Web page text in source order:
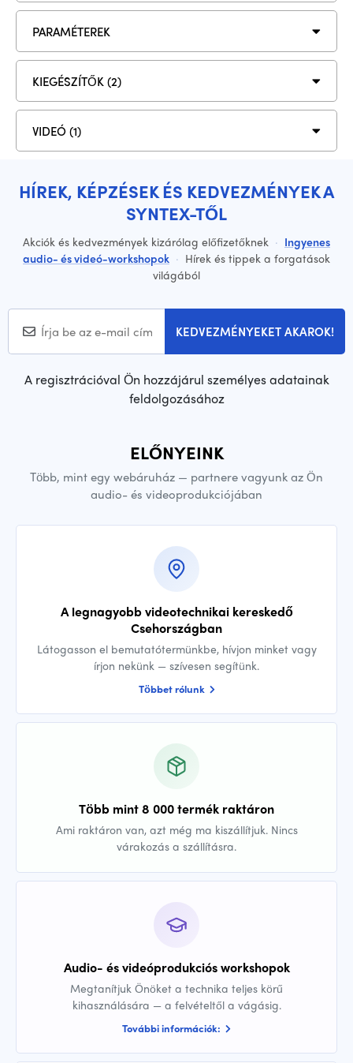
PARAMÉTEREK
KIEGÉSZÍTŐK (2)
VIDEÓ (1)
HÍREK, KÉPZÉSEK ÉS KEDVEZMÉNYEK A
SYNTEX-TŐL
Akciók és kedvezmények kizárólag előfizetőknek · Ingyenes
audio- és videó-workshopok · Hírek és tippek a forgatások
világából
KEDVEZMÉNYEKET AKAROK!
A regisztrációval Ön hozzájárul személyes adatainak
feldolgozásához
ELŐNYEINK
Több, mint egy webáruház — partnere vagyunk az Ön
audio- és videoprodukciójában
A legnagyobb videotechnikai kereskedő
Csehországban
Látogasson el bemutatótermünkbe, hívjon minket vagy
írjon nekünk — szívesen segítünk.
Többet rólunk
Több mint 8 000 termék raktáron
Ami raktáron van, azt még ma kiszállítjuk. Nincs
várakozás a szállításra.
Audio- és videóprodukciós workshopok
Megtanítjuk Önöket a technika teljes körű
kihasználására — a felvételtől a vágásig.
További információk: